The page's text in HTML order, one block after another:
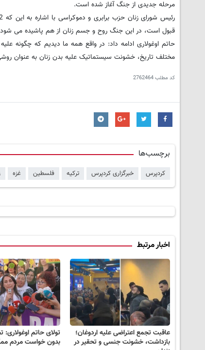
مرحله جدیدی از جنگ آغاز شده است.
قبول است، در این جنگ روح و جسم زنان از هم پاشیده می
حاتم اوغولاری ادامه داد: در واقع همه ما دیدیم که
مختلف تاریخ، خشونت سیستماتیک علیه بدن زنان به عنوان
کد مطلب2762464
برچسب‌ها
کردپرس خبرگزاری کردپرس ترکیه فلسطین غزه
اخبار مرتبط
عاقبت تجمع اعتراضی علیه اردوغان؛
بازداشت، خشونت جنسی و تحقیر در
تولای حاتم
بدون خواست مردم